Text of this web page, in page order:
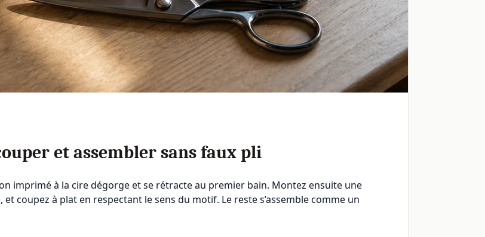
et assembler sans faux pli
imprimé à la cire dégorge et se rétracte au premier bain. Montez ensuite une
coupez à plat en respectant le sens du motif. Le reste s’assemble comme un